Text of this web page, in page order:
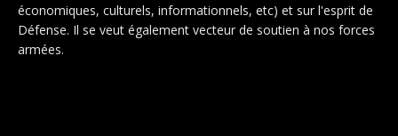
économiques, culturels, informationnels, etc) et sur l'esprit de
Défense. Il se veut également vecteur de soutien à nos forces
armées.